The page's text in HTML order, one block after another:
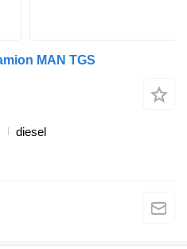
MAN TGS
diesel